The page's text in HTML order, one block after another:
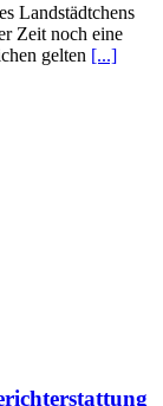
Landstädtchens
Zeit noch eine
gelten [...]